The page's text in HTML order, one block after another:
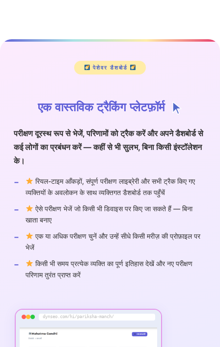
पेशेवर डैशबोर्ड
एक वास्तविक ट्रैकिंग प्लेटफ़ॉर्म
परीक्षण दूरस्थ रूप से भेजें, परिणामों को ट्रैक करें और अपने डैशबोर्ड से
कई लोगों का प्रबंधन करें — कहीं से भी सुलभ, बिना किसी इंस्टॉलेशन
के।
रियल-टाइम आँकड़ों, संपूर्ण परीक्षण लाइब्रेरी और सभी ट्रैक किए गए
व्यक्तियों के अवलोकन के साथ व्यक्तिगत डैशबोर्ड तक पहुँचें
ऐसे परीक्षण भेजें जो किसी भी डिवाइस पर किए जा सकते हैं — बिना
खाता बनाए
एक या अधिक परीक्षण चुनें और उन्हें सीधे किसी मरीज़ की प्रोफ़ाइल पर
भेजें
किसी भी समय प्रत्येक व्यक्ति का पूर्ण इतिहास देखें और नए परीक्षण
परिणाम तुरंत प्राप्त करें
dynseo.com/hi/pariksha-manch/